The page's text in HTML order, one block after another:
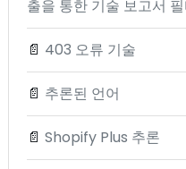
출을 통한 기술 보고서
📄 403 오류 기술
📄 추론된 언어
📄 Shopify Plus 추론